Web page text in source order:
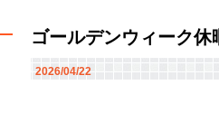
ゴールデンウィーク休
2026/04/22